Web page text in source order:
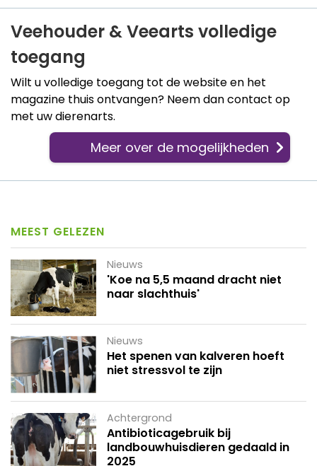
Veehouder & Veearts volledige
toegang
Wilt u volledige toegang tot de website en het
magazine thuis ontvangen? Neem dan contact op
met uw dierenarts.
Meer over de mogelijkheden
MEEST GELEZEN
Nieuws
'Koe na 5,5 maand dracht niet
naar slachthuis'
Nieuws
Het spenen van kalveren hoeft
niet stressvol te zijn
Achtergrond
Antibioticagebruik bij
landbouwhuisdieren gedaald in
2025